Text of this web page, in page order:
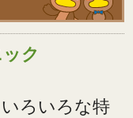
ク
ろいろな特